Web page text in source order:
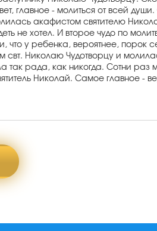
главное - молиться от всей
акафистом святителю
не хотел. И второе чудо по
у ребенка, вероятнее, порок
Николаю Чудотворцу и
рада, как никогда. Сотни раз
Николай. Самое главное -